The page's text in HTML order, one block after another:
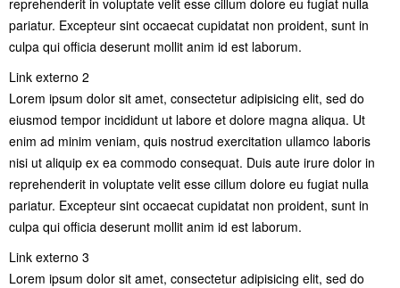
pariatur. Excepteur sint occaecat cupidatat non proident, sunt in
culpa qui officia deserunt mollit anim id est laborum.
Link externo 2
Lorem ipsum dolor sit amet, consectetur adipisicing elit, sed do
eiusmod tempor incididunt ut labore et dolore magna aliqua. Ut
enim ad minim veniam, quis nostrud exercitation ullamco laboris
nisi ut aliquip ex ea commodo consequat. Duis aute irure dolor in
reprehenderit in voluptate velit esse cillum dolore eu fugiat nulla
pariatur. Excepteur sint occaecat cupidatat non proident, sunt in
culpa qui officia deserunt mollit anim id est laborum.
Link externo 3
Lorem ipsum dolor sit amet, consectetur adipisicing elit, sed do